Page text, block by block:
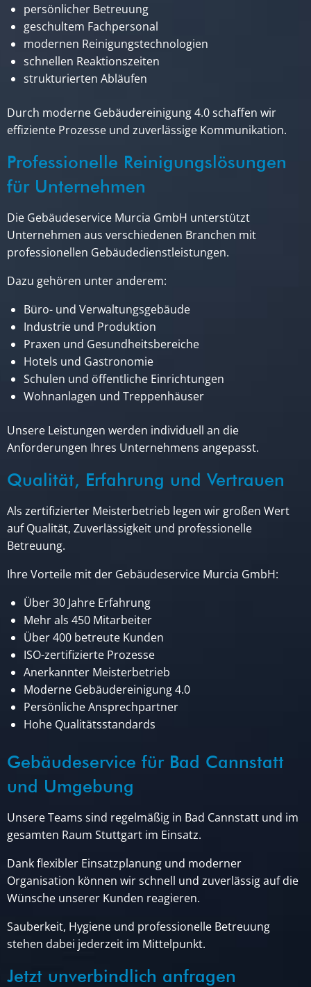
persönlicher Betreuung
geschultem Fachpersonal
modernen Reinigungstechnologien
schnellen Reaktionszeiten
strukturierten Abläufen
Durch moderne Gebäudereinigung 4.0 schaffen wir
effiziente Prozesse und zuverlässige Kommunikation.
Professionelle Reinigungslösungen
für Unternehmen
Die Gebäudeservice Murcia GmbH unterstützt
Unternehmen aus verschiedenen Branchen mit
professionellen Gebäudedienstleistungen.
Dazu gehören unter anderem:
Büro- und Verwaltungsgebäude
Industrie und Produktion
Praxen und Gesundheitsbereiche
Hotels und Gastronomie
Schulen und öffentliche Einrichtungen
Wohnanlagen und Treppenhäuser
Unsere Leistungen werden individuell an die
Anforderungen Ihres Unternehmens angepasst.
Qualität, Erfahrung und Vertrauen
Als zertifizierter Meisterbetrieb legen wir großen Wert
auf Qualität, Zuverlässigkeit und professionelle
Betreuung.
Ihre Vorteile mit der Gebäudeservice Murcia GmbH:
Über 30 Jahre Erfahrung
Mehr als 450 Mitarbeiter
Über 400 betreute Kunden
ISO-zertifizierte Prozesse
Anerkannter Meisterbetrieb
Moderne Gebäudereinigung 4.0
Persönliche Ansprechpartner
Hohe Qualitätsstandards
Gebäudeservice für Bad Cannstatt
und Umgebung
Unsere Teams sind regelmäßig in Bad Cannstatt und im
gesamten Raum Stuttgart im Einsatz.
Dank flexibler Einsatzplanung und moderner
Organisation können wir schnell und zuverlässig auf die
Wünsche unserer Kunden reagieren.
Sauberkeit, Hygiene und professionelle Betreuung
stehen dabei jederzeit im Mittelpunkt.
Jetzt unverbindlich anfragen